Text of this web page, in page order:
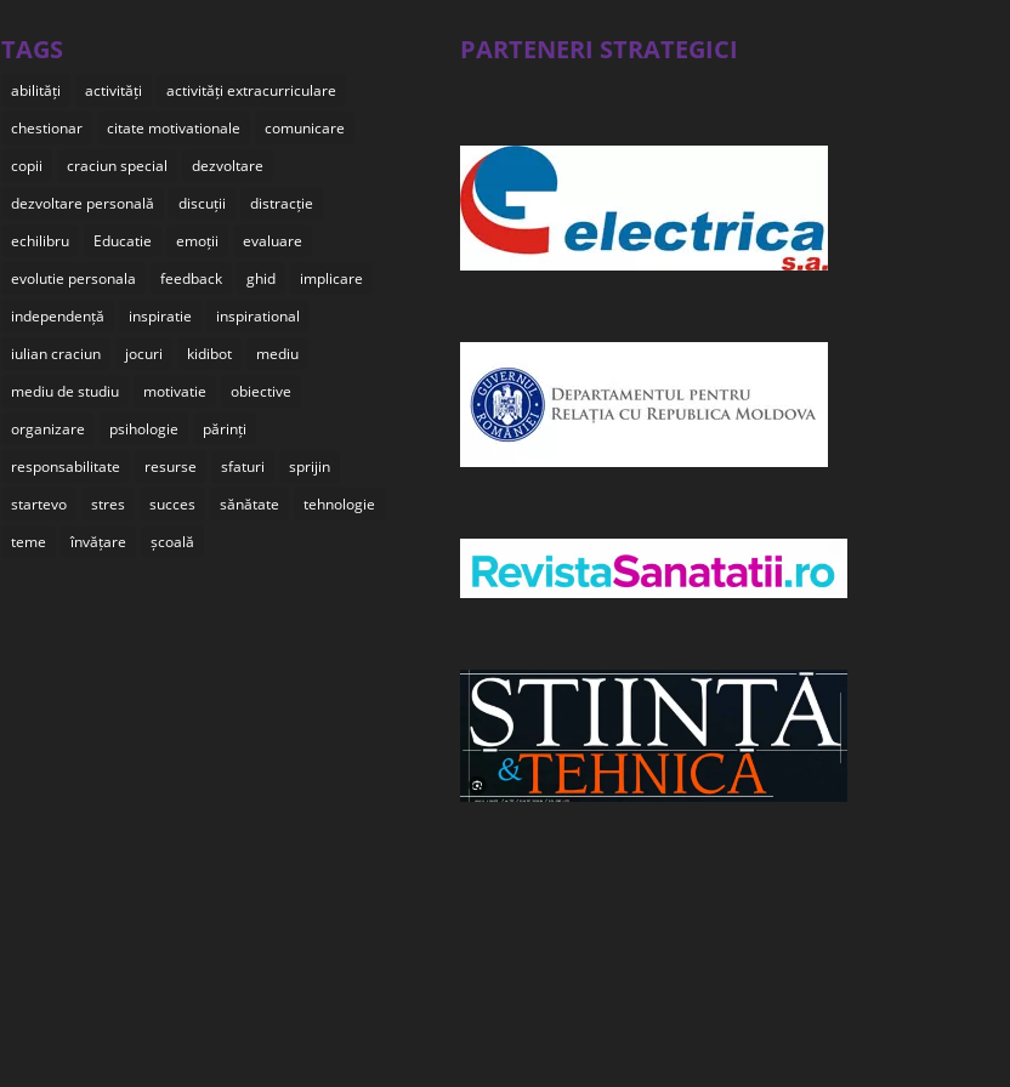
TAGS
abilități activități
activități extracurriculare
chestionar
citate motivationale
comunicare
copii
craciun special
dezvoltare
dezvoltare personală
discuții
distracție
echilibru
Educatie emoții
evaluare
evolutie personala
feedback ghid
implicare
independență
inspiratie
inspirational
iulian craciun
jocuri kidibot
mediu
mediu de studiu
motivatie
obiective
organizare
psihologie
părinți
responsabilitate
resurse sfaturi
sprijin
startevo
stres succes sănătate
tehnologie
teme
învățare școală
PARTENERI STRATEGICI